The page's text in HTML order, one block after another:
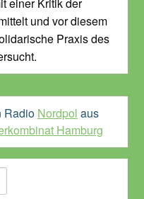
und vor diesem
Praxis des
Radio Nordpol aus
Hamburg
nach: